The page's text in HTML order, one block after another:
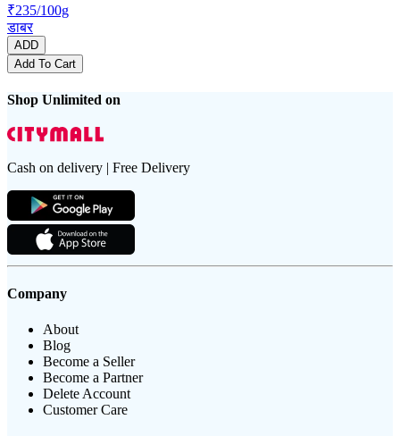
₹235/100g
डाबर
ADD
Add To Cart
Shop Unlimited on
Cash on delivery | Free Delivery
Company
About
Blog
Become a Seller
Become a Partner
Delete Account
Customer Care